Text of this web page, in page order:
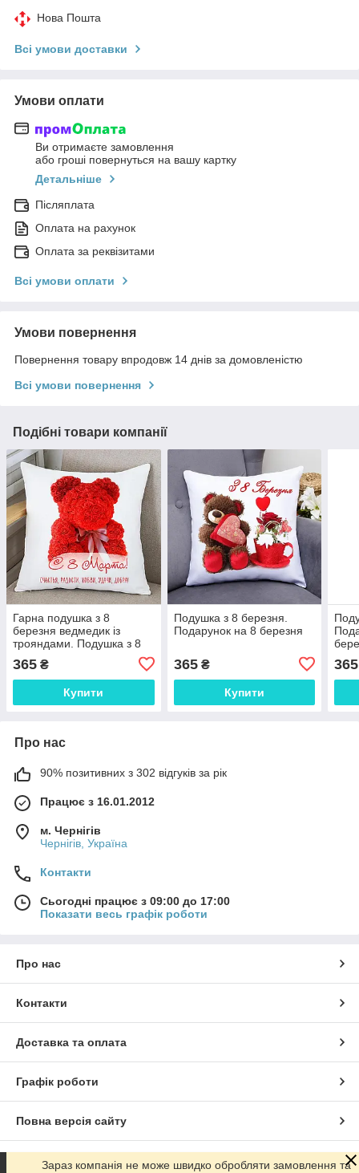
Нова Пошта
Всі умови доставки
Умови оплати
Ви отримаєте замовлення
або гроші повернуться на вашу картку
Детальніше
Післяплата
Оплата на рахунок
Оплата за реквізитами
Всі умови оплати
Умови повернення
Повернення товару впродовж 14 днів за домовленістю
Всі умови повернення
Подібні товари компанії
Гарна подушка з 8
березня ведмедик із
трояндами. Подушка з 8
365 ₴
Купити
Подушка з 8 березня.
Подарунок на 8 березня
365₴
Купити
365
Про нас
90% позитивних з 302 відгуків за рік
Працює з 16.01.2012
м. Чернігів
Чернігів, Україна
Контакти
Сьогодні працює з 09:00 до 17:00
Показати весь графік роботи
Про нас
Контакти
Доставка та оплата
Графік роботи
Повна версія сайту
Сайт створено на маркетплейсі Prom.ua
Зараз компанія не може швидко обробляти замовлення та